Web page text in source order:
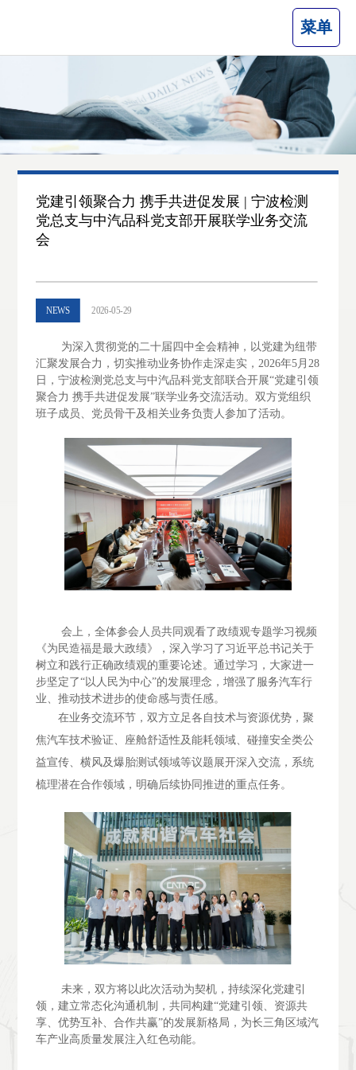
菜单
党建引领聚合力 携手共进促发展 | 宁波检测
党总支与中汽品科党支部开展联学业务交流
会
NEWS 2026-05-29
为深入贯彻党的二十届四中全会精神， 以党建为纽带
汇聚发展合力，切实推动业务协作走深走实， 2026年5月28
日，宁波检测党总支与中汽品科党支部联合开展“党建引领
聚合力 携手共进促发展”联学业务交流活动。双方党组织
班子成员、党员骨干及相关业务负责人参加了活动。
会上，全体参会人员共同观看了政绩观专题学习视频
《为民造福是最大政绩》，深入学习了习近平总书记关于
树立和践行正确政绩观的重要论述。通过学习，大家进一
步坚定了“以人民为中心”的发展理念，增强了服务汽车行
业、推动技术进步的使命感与责任感。
在业务交流环节，双方立足各自技术与资源优势，聚
焦汽车技术验证、座舱舒适性及能耗领域、碰撞安全类公
益宣传、横风及爆胎测试领域等议题展开深入交流，系统
梳理潜在合作领域，明确后续协同推进的重点任务。
未来，双方将以此次活动为契机，持续深化党建引
领，建立常态化沟通机制，共同构建“党建引领、资源共
享、优势互补、合作共赢”的发展新格局，为长三角区域汽
车产业高质量发展注入红色动能。